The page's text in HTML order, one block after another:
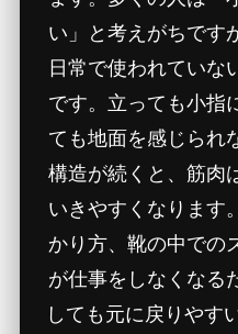
い」と考えがちです
日常で使われていな
です。立っても小指
ても地面を感じられ
構造が続くと、筋肉
いきやすくなります
かり方、靴の中での
が仕事をしなくなる
しても元に戻りやす